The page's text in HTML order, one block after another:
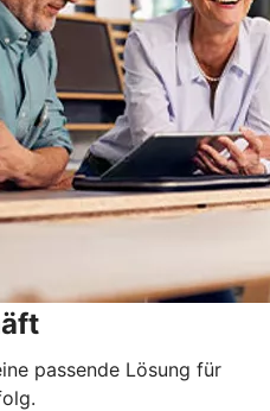
passende Lösung für